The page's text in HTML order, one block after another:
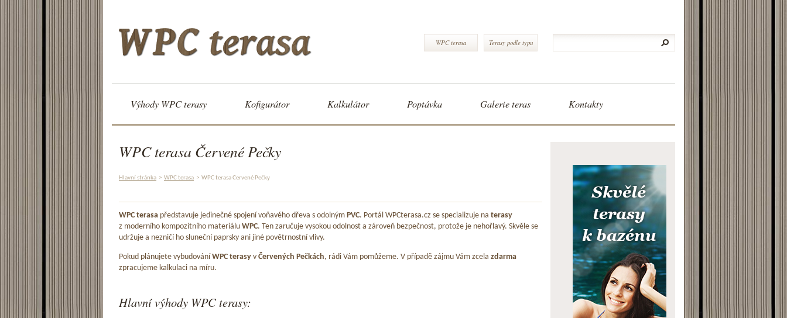
WPC terasa Terasy podle typu
Výhody WPC terasy Kofigurátor Kalkulátor Poptávka Galerie teras Kontakty
WPC terasa Červené Pečky
Hlavní stránka > WPC terasa > WPC terasa Červené Pečky
WPC terasa představuje jedinečné spojení voňavého dřeva s odolným PVC. Portál WPCterasa.cz se specializuje na terasy
z moderního kompozitního materiálu WPC. Ten zaručuje vysokou odolnost a zároveň bezpečnost, protože je nehořlavý. Skvěle se
udržuje a nezničí ho sluneční paprsky ani jiné povětrnostní vlivy.
Pokud plánujete vybudování WPC terasy v Červených Pečkách, rádi Vám pomůžeme. V případě zájmu Vám zcela zdarma
zpracujeme kalkulaci na míru.
Hlavní výhody WPC terasy: